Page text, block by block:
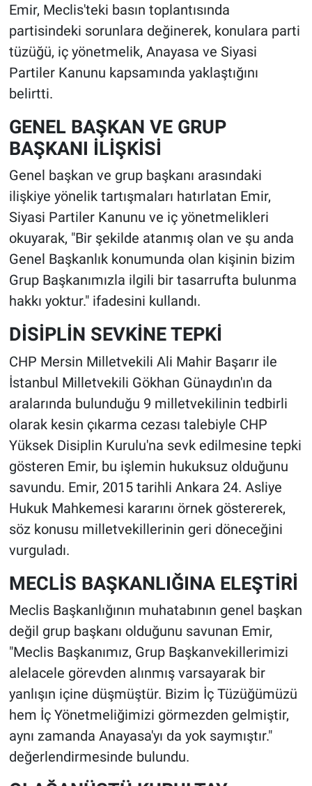
Emir, Meclis'teki basın toplantısında
partisindeki sorunlara değinerek, konulara parti
tüzüğü, iç yönetmelik, Anayasa ve Siyasi
Partiler Kanunu kapsamında yaklaştığını
belirtti.
GENEL BAŞKAN VE GRUP
BAŞKANI İLİŞKİSİ
Genel başkan ve grup başkanı arasındaki
ilişkiye yönelik tartışmaları hatırlatan Emir,
Siyasi Partiler Kanunu ve iç yönetmelikleri
okuyarak, "Bir şekilde atanmış olan ve şu anda
Genel Başkanlık konumunda olan kişinin bizim
Grup Başkanımızla ilgili bir tasarrufta bulunma
hakkı yoktur." ifadesini kullandı.
DİSİPLİN SEVKİNE TEPKİ
CHP Mersin Milletvekili Ali Mahir Başarır ile
İstanbul Milletvekili Gökhan Günaydın'ın da
aralarında bulunduğu 9 milletvekilinin tedbirli
olarak kesin çıkarma cezası talebiyle CHP
Yüksek Disiplin Kurulu'na sevk edilmesine tepki
gösteren Emir, bu işlemin hukuksuz olduğunu
savundu. Emir, 2015 tarihli Ankara 24. Asliye
Hukuk Mahkemesi kararını örnek göstererek,
söz konusu milletvekillerinin geri döneceğini
vurguladı.
MECLİS BAŞKANLIĞINA ELEŞTİRİ
Meclis Başkanlığının muhatabının genel başkan
değil grup başkanı olduğunu savunan Emir,
"Meclis Başkanımız, Grup Başkanvekillerimizi
alelacele görevden alınmış varsayarak bir
yanlışın içine düşmüştür. Bizim İç Tüzüğümüzü
hem İç Yönetmeliğimizi görmezden gelmiştir,
aynı zamanda Anayasa'yı da yok saymıştır."
değerlendirmesinde bulundu.